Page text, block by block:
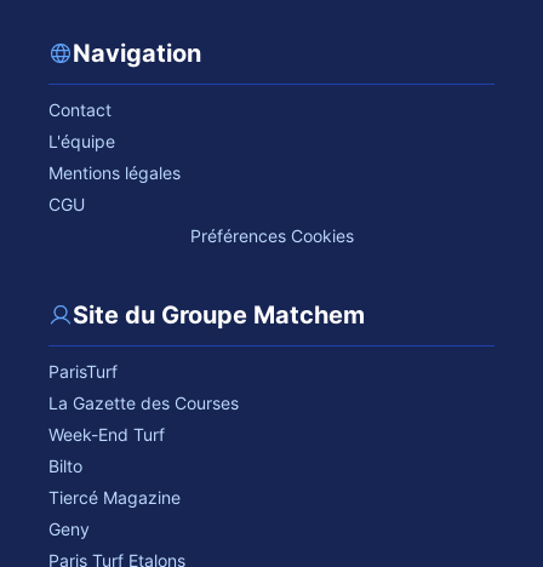
Navigation
Contact
L'équipe
Mentions légales
CGU
Préférences Cookies
Site du Groupe Matchem
ParisTurf
La Gazette des Courses
Week-End Turf
Bilto
Tiercé Magazine
Geny
Paris Turf Etalons